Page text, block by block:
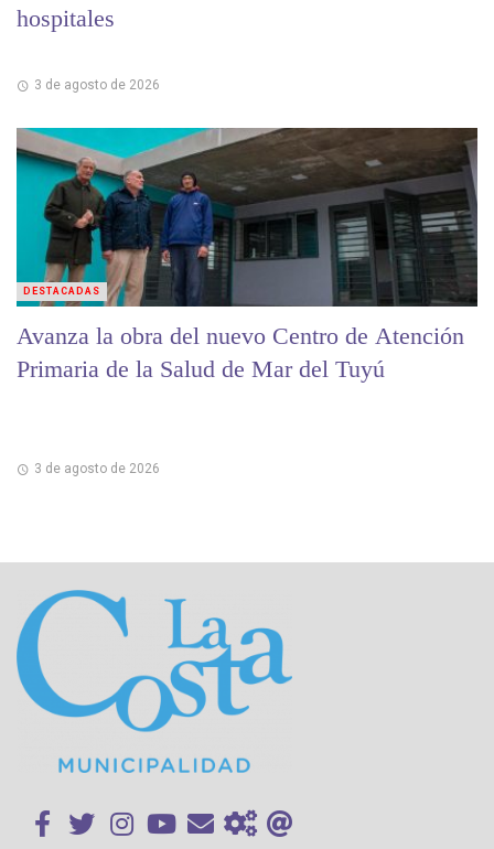
hospitales
3 de agosto de 2026
Avanza la obra del nuevo Centro de Atención
Primaria de la Salud de Mar del Tuyú
3 de agosto de 2026
DESTACADAS